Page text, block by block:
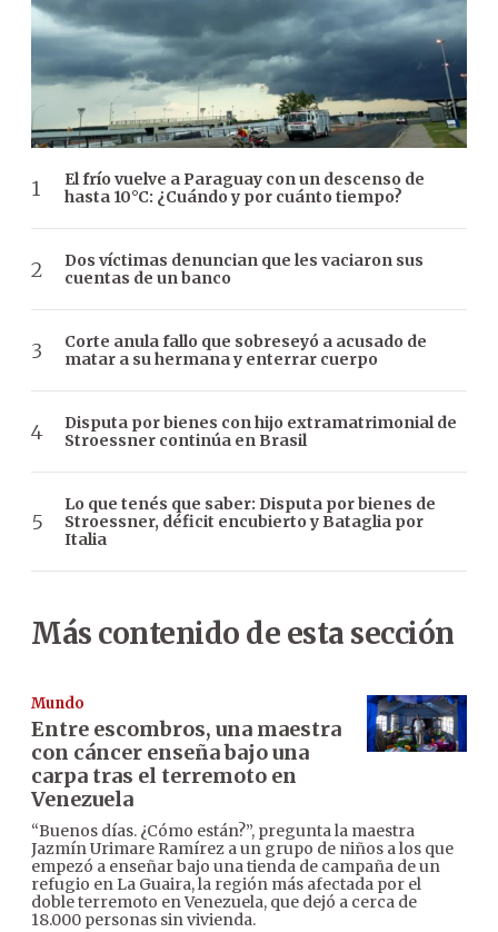
El frío vuelve a Paraguay con un descenso de
hasta 10°C: ¿Cuándo y por cuánto tiempo?
Dos víctimas denuncian que les vaciaron sus
cuentas de un banco
Corte anula fallo que sobreseyó a acusado de
matar a su hermana y enterrar cuerpo
Disputa por bienes con hijo extramatrimonial de
Stroessner continúa en Brasil
Lo que tenés que saber: Disputa por bienes de
Stroessner, déficit encubierto y Bataglia por
Italia
Más contenido de esta sección
Mundo
Entre escombros, una maestra
con cáncer enseña bajo una
carpa tras el terremoto en
Venezuela
“Buenos días. ¿Cómo están?”, pregunta la maestra
Jazmín Urimare Ramírez a un grupo de niños a los que
empezó a enseñar bajo una tienda de campaña de un
refugio en La Guaira, la región más afectada por el
doble terremoto en Venezuela, que dejó a cerca de
18.000 personas sin vivienda.